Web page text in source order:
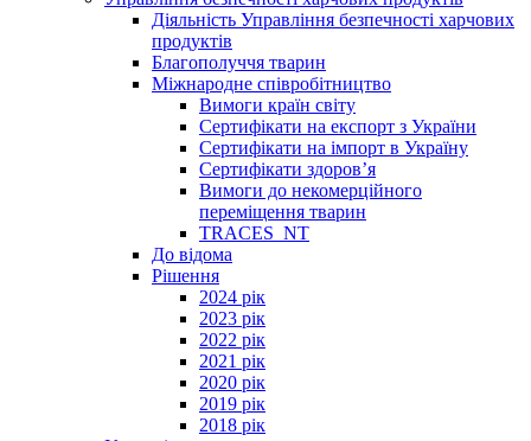
Діяльність Управління безпечності харчових
продуктів
Благополуччя тварин
Міжнародне співробітництво
Вимоги країн світу
Сертифікати на експорт з України
Сертифікати на імпорт в Україну
Сертифікати здоров’я
Вимоги до некомерційного
переміщення тварин
TRACES_NT
До відома
Рішення
2024 рік
2023 рік
2022 рік
2021 рік
2020 рік
2019 рік
2018 рік